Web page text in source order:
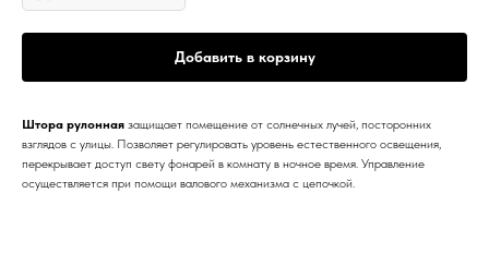
Добавить в корзину
Штора рулонная защищает помещение от солнечных лучей, посторонних
взглядов с улицы. Позволяет регулировать уровень естественного освещения,
перекрывает доступ свету фонарей в комнату в ночное время. Управление
осуществляется при помощи валового механизма с цепочкой.